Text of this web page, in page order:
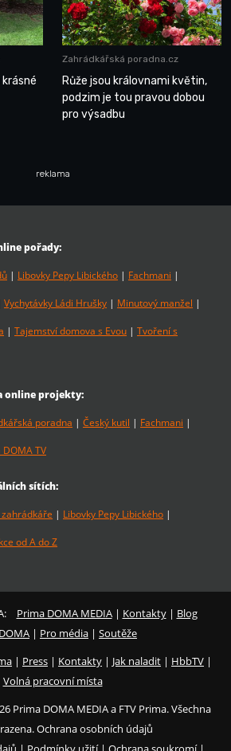
Zahrádkářská poradna.cz
Růže jsou královnami květin,
podzim je tou pravou dobou
pro výsadbu
reklama
pořady:
| Libovky Pepy Libického | Fachmani |
Vychytávky Ládi Hrušky | Minutový manžel |
| Tajemství domova s Evou | Tvoření s
online projekty:
poradna | Český kutil | Fachmani |
DOMA TV
sítích:
| Libovky Pepy Libického |
od A do Z
Prima DOMA MEDIA| Kontakty| Blog
| Pro média | Soutěže
| Press | Kontakty | Jak naladit | HbbTV |
Volná pracovní místa
Prima DOMA MEDIA a FTV Prima. Všechna
Ochrana osobních údajů